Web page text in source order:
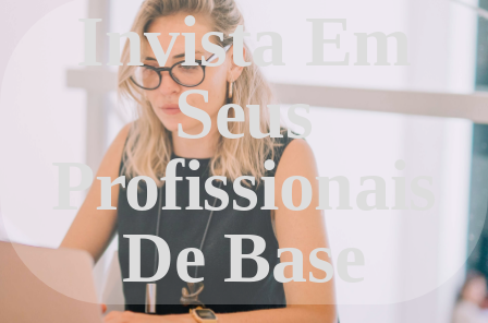
Invista Em
Seus
Profissionais
De Base